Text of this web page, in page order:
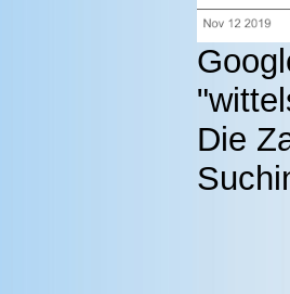
Die